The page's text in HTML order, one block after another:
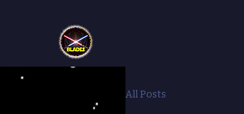
All Posts